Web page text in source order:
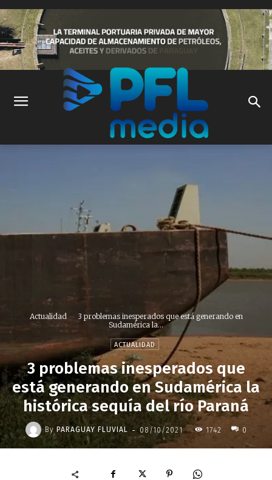
Actualidad
3 problemas inesperados que está generando en
Sudamérica la...
ACTUALIDAD
3 problemas inesperados que
está generando en Sudamérica la
histórica sequía del río Paraná
By PARAGUAY FLUVIAL - 08/10/2021 1742 0